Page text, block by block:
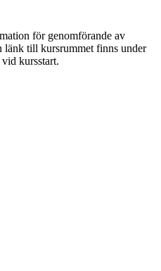
för genomförande av
länk till kursrummet finns under
kursstart.